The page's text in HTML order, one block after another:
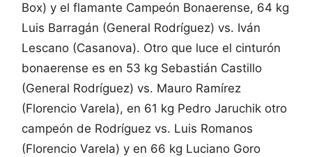
Box) y el flamante Campeón Bonaerense, 64 kg
Luis Barragán (General Rodríguez) vs. Iván
Lescano (Casanova). Otro que luce el cinturón
bonaerense es en 53 kg Sebastián Castillo
(General Rodríguez) vs. Mauro Ramírez
(Florencio Varela), en 61 kg Pedro Jaruchik otro
campeón de Rodríguez vs. Luis Romanos
(Florencio Varela) y en 66 kg Luciano Goro